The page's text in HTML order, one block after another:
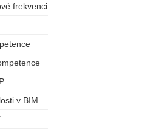
frekvenci
v BIM